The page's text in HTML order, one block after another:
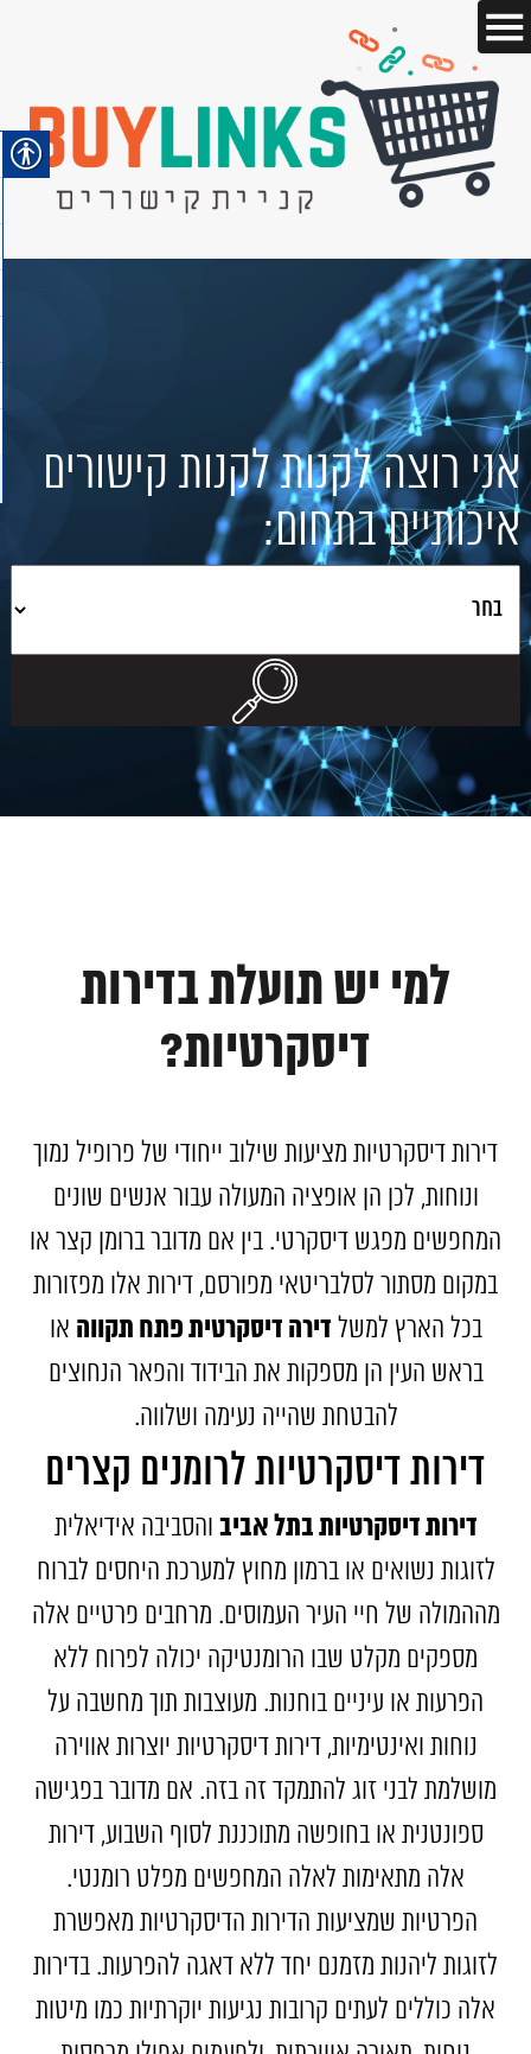
אני רוצה לקנות לקנות קישורים
איכותיים בתחום:
למי יש תועלת בדירות
דיסקרטיות?
דירות דיסקרטיות מציעות שילוב ייחודי של פרופיל נמוך
ונוחות, לכן הן אופציה המעולה עבור אנשים שונים
המחפשים מפגש דיסקרטי. בין אם מדובר ברומן קצר או
במקום מסתור לסלבריטאי מפורסם, דירות אלו מפזורות
בכל הארץ למשל דירה דיסקרטית פתח תקווה או
בראש העין הן מספקות את הבידוד והפאר הנחוצים
להבטחת שהייה נעימה ושלווה.
דירות דיסקרטיות לרומנים קצרים
דירות דיסקרטיות בתל אביב והסביבה אידיאלית
לזוגות נשואים או ברמון מחוץ למערכת היחסים לברוח
מההמולה של חיי העיר העמוסים. מרחבים פרטיים אלה
מספקים מקלט שבו הרומנטיקה יכולה לפרוח ללא
הפרעות או עיניים בוחנות. מעוצבות תוך מחשבה על
נוחות ואינטימיות, דירות דיסקרטיות יוצרות אווירה
מושלמת לבני זוג להתמקד זה בזה. אם מדובר בפגישה
ספונטנית או בחופשה מתוכננת לסוף השבוע, דירות
אלה מתאימות לאלה המחפשים מפלט רומנטי.
הפרטיות שמציעות הדירות הדיסקרטיות מאפשרת
לזוגות ליהנות מזמנם יחד ללא דאגה להפרעות. בדירות
אלה כוללים לעתים קרובות נגיעות יוקרתיות כמו מיטות